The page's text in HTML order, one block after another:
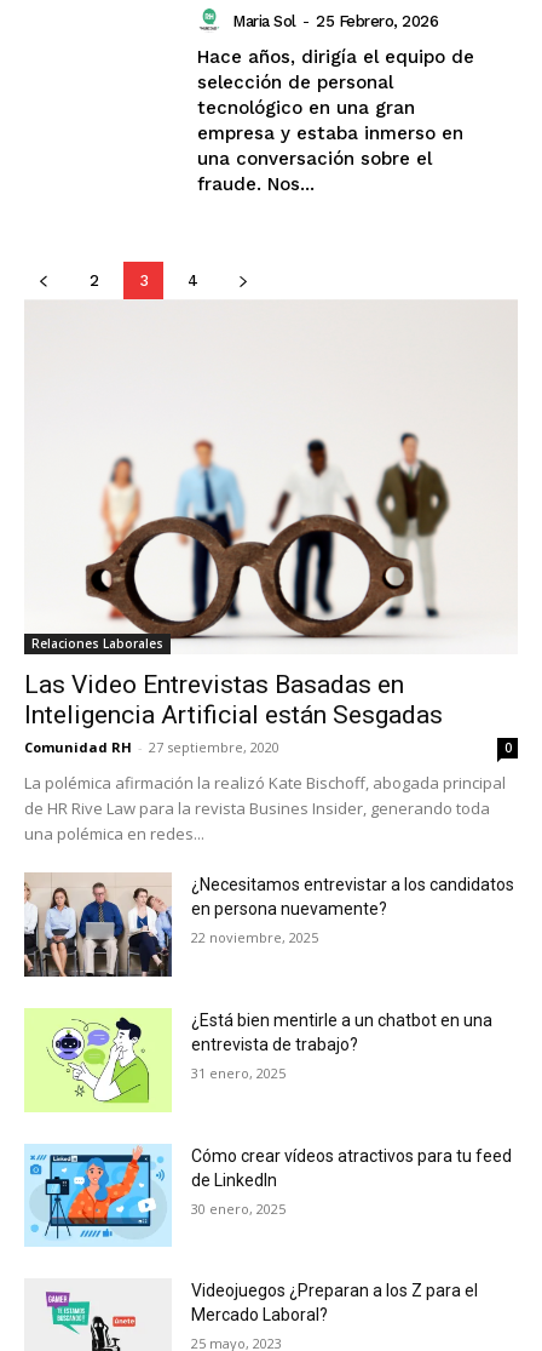
Maria Sol - 25 Febrero, 2026
Hace años, dirigía el equipo de
selección de personal
tecnológico en una gran
empresa y estaba inmerso en
una conversación sobre el
fraude. Nos...
2 3 4
Relaciones Laborales
Las Video Entrevistas Basadas en
Inteligencia Artificial están Sesgadas
Comunidad RH - 27 septiembre, 2020 0
La polémica afirmación la realizó Kate Bischoff, abogada principal
de HR Rive Law para la revista Busines Insider, generando toda
una polémica en redes...
¿Necesitamos entrevistar a los candidatos
en persona nuevamente?
22 noviembre, 2025
¿Está bien mentirle a un chatbot en una
entrevista de trabajo?
31 enero, 2025
Cómo crear vídeos atractivos para tu feed
de LinkedIn
30 enero, 2025
Videojuegos ¿Preparan a los Z para el
Mercado Laboral?
25 mayo, 2023